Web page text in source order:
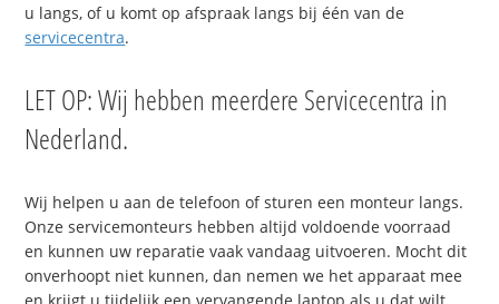
u langs, of u komt op afspraak langs bij één van de
servicecentra.
LET OP: Wij hebben meerdere Servicecentra in
Nederland.
Wij helpen u aan de telefoon of sturen een monteur langs.
Onze servicemonteurs hebben altijd voldoende voorraad
en kunnen uw reparatie vaak vandaag uitvoeren. Mocht dit
onverhoopt niet kunnen, dan nemen we het apparaat mee
en krijgt u tijdelijk een vervangende laptop als u dat wilt.